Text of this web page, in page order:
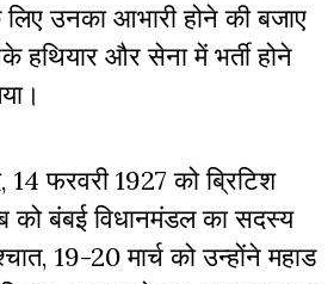
उनका आभारी होने की बजाए
और सेना में भर्ती होने
फरवरी 1927 को ब्रिटिश
को बंबई विधानमंडल का सदस्य
19-20 मार्च को उन्होंने महाड